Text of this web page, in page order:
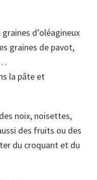
d’oléagineux
graines de pavot,
la pâte et
noix, noisettes,
des fruits ou des
du croquant et du